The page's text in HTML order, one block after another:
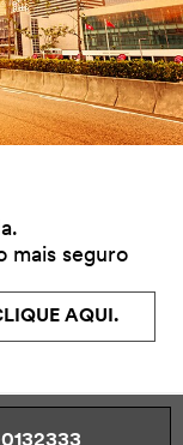
mais seguro
AQUI.